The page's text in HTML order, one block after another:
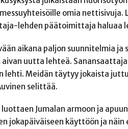
omia nettisivuja.
lehden päätoimittaja haluaa
aikana paljon suunnitelmia ja
uutta lehteä.
lehti. Meidän täytyy jokaista
selittää.
Jumalan armoon ja
jokapäiväiseen käyttöön ja näin